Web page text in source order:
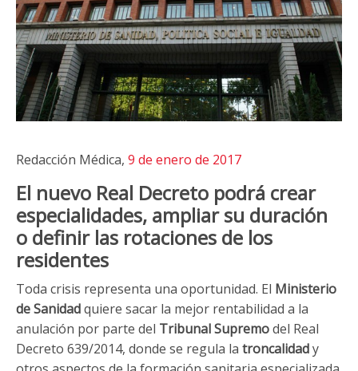
Redacción Médica, 9 de enero de 2017
El nuevo Real Decreto podrá crear
especialidades, ampliar su duración
o definir las rotaciones de los
residentes
Toda crisis representa una oportunidad. El Ministerio
de Sanidadquiere sacar la mejor rentabilidad a la
anulación por parte del Tribunal Supremodel Real
Decreto 639/2014, donde se regula la troncalidady